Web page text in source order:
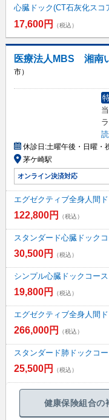
心臓ドック(CT石灰化ス
17,600円 （税込）
医療法人MBS 湘南
市）
休診日:土曜午後・日曜・
茅ケ崎駅
オンライン決済対応
エグゼクティブ全身人間
122,800円 （税込）
スタンダード心臓ドック
30,500円 （税込）
シンプル心臓ドックコース
19,800円 （税込）
エグゼクティブ全身人間
266,000円 （税込）
スタンダード肺ドックコー
25,500円 （税込）
健康保険組合の